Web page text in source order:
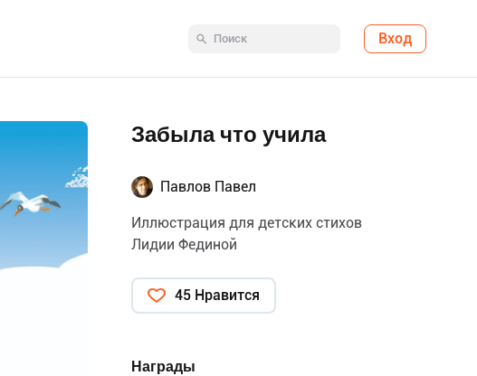
Вход
Забыла что учила
Павлов Павел
Иллюстрация для детских стихов
Лидии Фединой
45 Нравится
Награды